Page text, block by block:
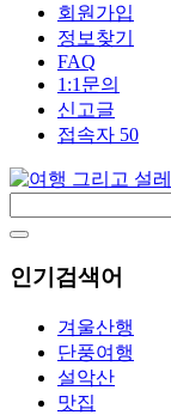
회원가입
정보찾기
FAQ
1:1문의
신고글
접속자 50
인기검색어
겨울산행
단풍여행
설악산
맛집